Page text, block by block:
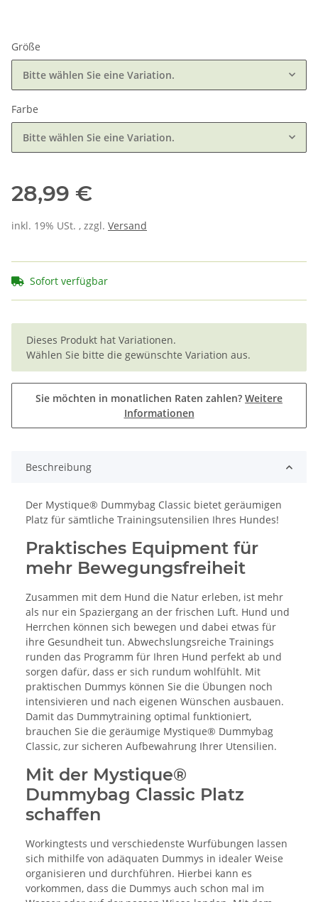
Größe
Bitte wählen Sie eine Variation.
Farbe
Bitte wählen Sie eine Variation.
28,99 €
inkl. 19% USt. , zzgl. Versand
Sofort verfügbar
x
Dieses Produkt hat Variationen.
Wählen Sie bitte die gewünschte Variation aus.
Sie möchten in monatlichen Raten zahlen? Weitere
Informationen
Beschreibung
Der Mystique® Dummybag Classic bietet geräumigen
Platz für sämtliche Trainingsutensilien Ihres Hundes!
Praktisches Equipment für
mehr Bewegungsfreiheit
Zusammen mit dem Hund die Natur erleben, ist mehr
als nur ein Spaziergang an der frischen Luft. Hund und
Herrchen können sich bewegen und dabei etwas für
ihre Gesundheit tun. Abwechslungsreiche Trainings
runden das Programm für Ihren Hund perfekt ab und
sorgen dafür, dass er sich rundum wohlfühlt. Mit
praktischen Dummys können Sie die Übungen noch
intensivieren und nach eigenen Wünschen ausbauen.
Damit das Dummytraining optimal funktioniert,
brauchen Sie die geräumige Mystique® Dummybag
Classic, zur sicheren Aufbewahrung Ihrer Utensilien.
Mit der Mystique®
Dummybag Classic Platz
schaffen
Workingtests und verschiedenste Wurfübungen lassen
sich mithilfe von adäquaten Dummys in idealer Weise
organisieren und durchführen. Hierbei kann es
vorkommen, dass die Dummys auch schon mal im